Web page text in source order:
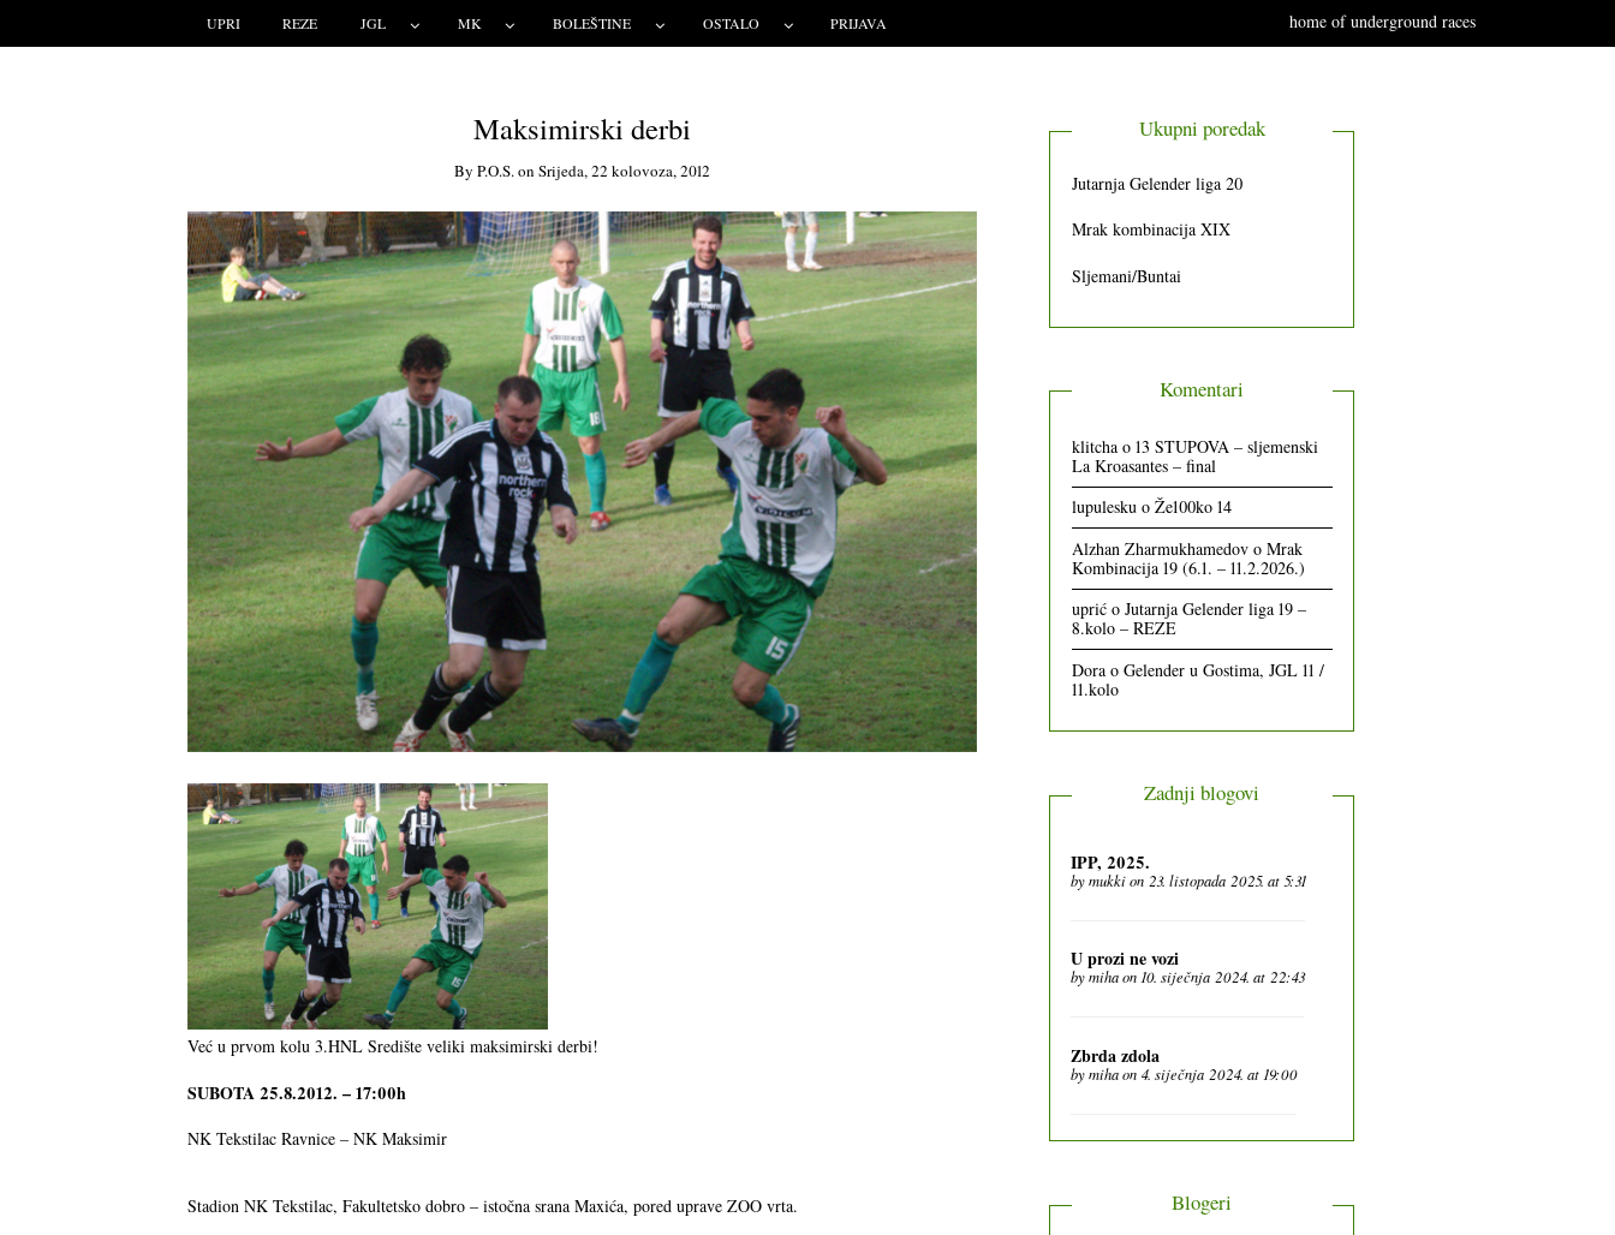
UPRI REZE JGL MK BOLEŠTINE OSTALO PRIJAVA home of underground races
Maksimirski derbi
By P.o.s.on Srijeda, 22 kolovoza, 2012
Već u prvom kolu 3.HNL Središte veliki maksimirski derbi!
SUBOTA 25.8.2012. – 17:00h
NK Tekstilac Ravnice – NK Maksimir
Stadion NK Tekstilac, Fakultetsko dobro – istočna srana Maxića, pored uprave ZOO vrta.
Ukupni poredak
Jutarnja Gelender liga 20
Mrak kombinacija XIX
Sljemani/Buntai
Komentari
klitchao 13 STUPOVA – sljemenski
La Kroasantes – final
lupuleskuo Že100ko 14
Alzhan Zharmukhamedovo Mrak
Kombinacija 19 (6.1. – 11.2.2026.)
uprićo Jutarnja Gelender liga 19 –
8.kolo – REZE
Dorao Gelender u Gostima, JGL 11 /
11.kolo
Zadnji blogovi
IPP, 2025.
bymukkion 23. listopada 2025. at 5:31
U prozi ne vozi
bymihaon 10. siječnja 2024. at 22:43
Zbrda zdola
bymihaon 4. siječnja 2024. at 19:00
Blogeri